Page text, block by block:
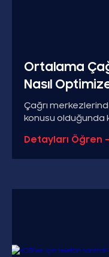
Ortalama
Nasıl
Çağrı
konusu olduğunda
Detayları Öğren